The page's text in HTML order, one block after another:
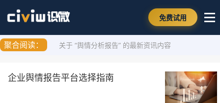
免费试用
聚合阅读： 关于 “舆情分析报告” 的最新资讯内容
企业舆情报告平台选择指南